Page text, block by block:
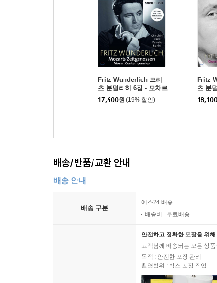
Fritz Wunderlich 프리
츠 분덜리히 6집 - 모차르
트의 동시대인들 (sings
Mozart Contemporarie
17,400원 (19% 할인)
Fritz
츠 분
타 아
s by
18,100
배송/반품/교환 안내
배송 안내
배송 구분
예스24 배송
배송비 : 무료배송
안전하고 정확한 포장을 위
고객님께 배송되는 모든 상
목적 : 안전한 포장 관리
촬영범위 : 박스 포장 작업